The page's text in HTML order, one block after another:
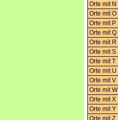
Orte mit N
Orte mit O
Orte mit P
Orte mit Q
Orte mit R
Orte mit S
Orte mit T
Orte mit U
Orte mit V
Orte mit W
Orte mit X
Orte mit Y
Orte mit Z